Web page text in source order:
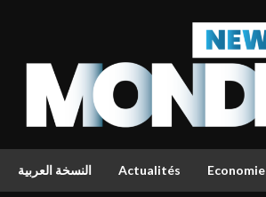
النسخة العربية Actualités Economie